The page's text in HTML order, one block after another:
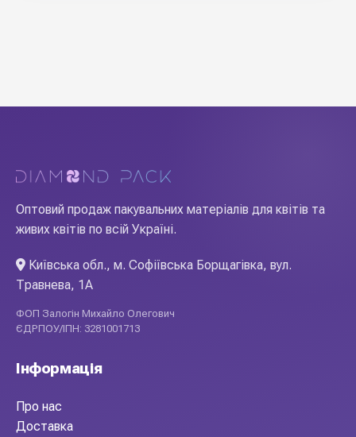
Оптовий продаж пакувальних матеріалів для квітів та
живих квітів по всій Україні.
Київська обл., м. Софіївська Борщагівка, вул.
Травнева, 1А
ФОП Залогін Михайло Олегович
ЄДРПОУ/ІПН: 3281001713
Інформація
Про нас
Доставка